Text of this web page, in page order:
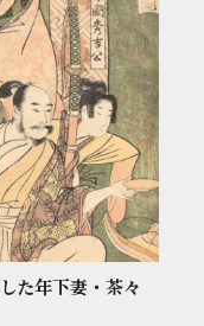
た年下妻・茶々